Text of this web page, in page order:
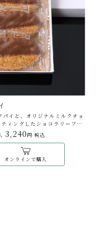
イと、オリジナルミルクチョ
ィングしたショコラリーフパ
はのふくよかな香りが後を引
3,240 円 税込
オンラインで購入